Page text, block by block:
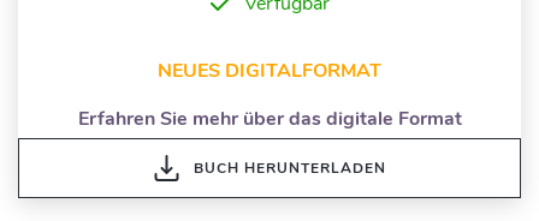
NEUES DIGITALFORMAT
Erfahren Sie mehr über das digitale Format
BUCH HERUNTERLADEN